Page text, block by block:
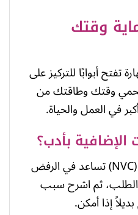
وقتك
تفتح أبوابًا للتركيز على
وقتك وطاقتك من
في العمل والحياة.
بأدب؟
تقنية التواصل غير العنيف (NVC) تساعد في الرفض
الطلب، ثم اشرح سبب
إذا أمكن.